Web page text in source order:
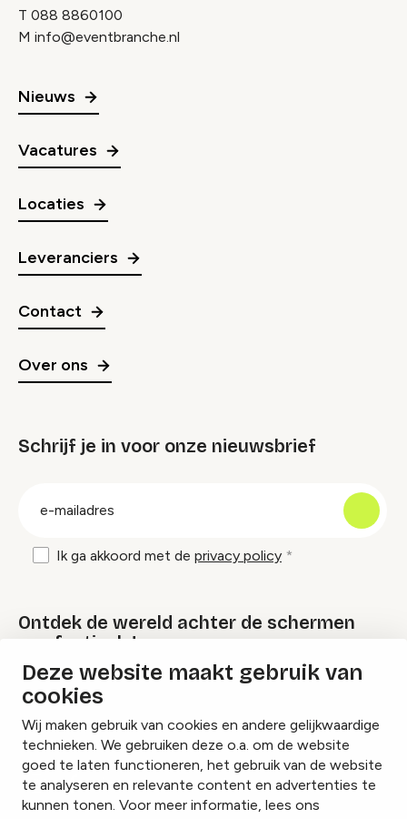
Deze website maakt gebruik van
cookies
Wij maken gebruik van cookies en andere gelijkwaardige
technieken. We gebruiken deze o.a. om de website
goed te laten functioneren, het gebruik van de website
te analyseren en relevante content en advertenties te
kunnen tonen. Voor meer informatie, lees ons
T 088 8860100
M info@eventbranche.nl
Nieuws
Vacatures
Locaties
Leveranciers
Contact
Over ons
Schrijf je in voor onze nieuwsbrief
Ik ga akkoord met de privacy policy
Ontdek de wereld achter de schermen
van festivals!
Lees onze Festival Specials
InstagramFacebookLinkedIn